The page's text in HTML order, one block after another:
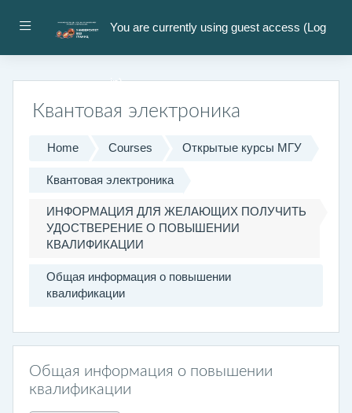
Side panel You are currently using guest access (Log
in)
Квантовая электроника
Home Courses Открытые курсы МГУ
Квантовая электроника
ИНФОРМАЦИЯ ДЛЯ ЖЕЛАЮЩИХ ПОЛУЧИТЬ
УДОСТВЕРЕНИЕ О ПОВЫШЕНИИ
КВАЛИФИКАЦИИ
Общая информация о повышении
квалификации
Общая информация о повышении
квалификации